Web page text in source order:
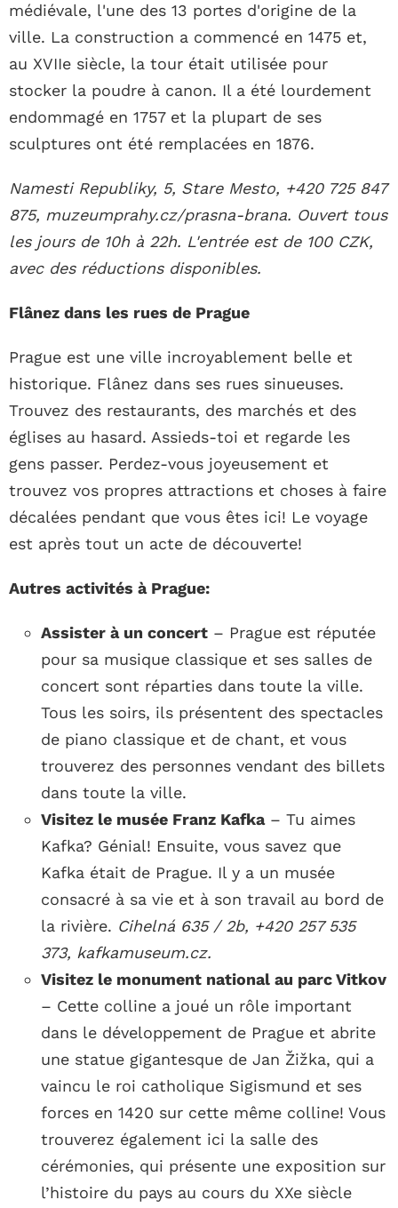
médiévale, l'une des 13 portes d'origine de la
ville. La construction a commencé en 1475 et,
au XVIIe siècle, la tour était utilisée pour
stocker la poudre à canon. Il a été lourdement
endommagé en 1757 et la plupart de ses
sculptures ont été remplacées en 1876.
Namesti Republiky, 5, Stare Mesto, +420 725 847
875, muzeumprahy.cz/prasna-brana. Ouvert tous
les jours de 10h à 22h. L'entrée est de 100 CZK,
avec des réductions disponibles.
Flânez dans les rues de Prague
Prague est une ville incroyablement belle et
historique. Flânez dans ses rues sinueuses.
Trouvez des restaurants, des marchés et des
églises au hasard. Assieds-toi et regarde les
gens passer. Perdez-vous joyeusement et
trouvez vos propres attractions et choses à faire
décalées pendant que vous êtes ici! Le voyage
est après tout un acte de découverte!
Autres activités à Prague:
Assister à un concert – Prague est réputée
pour sa musique classique et ses salles de
concert sont réparties dans toute la ville.
Tous les soirs, ils présentent des spectacles
de piano classique et de chant, et vous
trouverez des personnes vendant des billets
dans toute la ville.
Visitez le musée Franz Kafka– Tu aimes
Kafka? Génial! Ensuite, vous savez que
Kafka était de Prague. Il y a un musée
consacré à sa vie et à son travail au bord de
la rivière. Cihelná 635 / 2b, +420 257 535
373, kafkamuseum.cz.
Visitez le monument national au parc Vitkov
– Cette colline a joué un rôle important
dans le développement de Prague et abrite
une statue gigantesque de Jan Žižka, qui a
vaincu le roi catholique Sigismund et ses
forces en 1420 sur cette même colline! Vous
trouverez également ici la salle des
cérémonies, qui présente une exposition sur
l’histoire du pays au cours du XXe siècle